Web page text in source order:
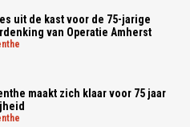
uit de kast voor de 75-jarige
van Operatie Amherst
maakt zich klaar voor 75 jaar